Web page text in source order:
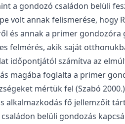
a gondozó családon belüli
volt annak felismerése,
és annak a primer
felmérés, akik saját
időpontjától számítva az
magába foglalta a primer
mértük fel (Szabó
alkalmazkodás fő jellemzőit
belüli gondozás